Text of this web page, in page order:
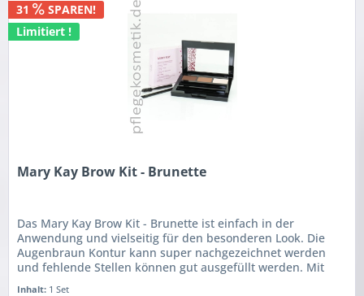
31
SPAREN!
Limitiert !
Mary Kay Brow Kit - Brunette
Das Mary Kay Brow Kit - Brunette ist einfach in der
Anwendung und vielseitig für den besonderen Look. Die
Augenbraun Kontur kann super nachgezeichnet werden
und fehlende Stellen können gut ausgefüllt werden. Mit
Inhalt: 1 Set